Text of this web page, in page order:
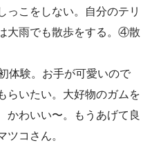
こをしない。自分のテリ
大雨でも散歩をする。④散
体験。お手が可愛いので
らいたい。大好物のガムを
わいい〜。もうあげて良
ツコさん。